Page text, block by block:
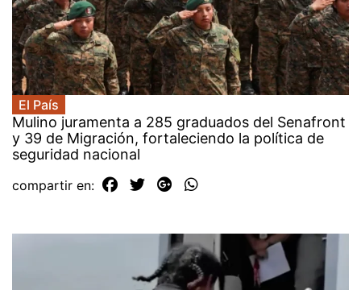
El País
Mulino juramenta a 285 graduados del Senafront
y 39 de Migración, fortaleciendo la política de
seguridad nacional
compartir en: